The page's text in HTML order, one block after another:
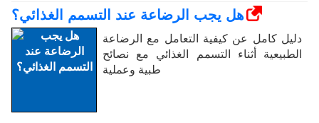
هل يجب الرضاعة عند التسمم الغذائي؟
دليل كامل عن كيفية التعامل مع الرضاعة
الطبيعية أثناء التسمم الغذائي مع نصائح
طبية وعملية